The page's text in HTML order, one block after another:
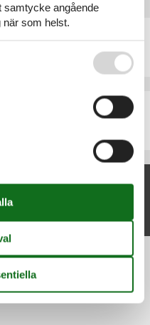
Strand
samtycke angående
som helst.